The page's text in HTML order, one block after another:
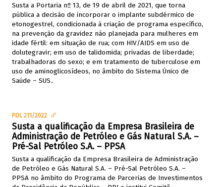
Susta a Portaria nº 13, de 19 de abril de 2021, que torna
pública a decisão de incorporar o implante subdérmico de
etonogestrel, condicionada à criação de programa específico,
na prevenção da gravidez não planejada para mulheres em
idade fértil: em situação de rua; com HIV/AIDS em uso de
dolutegravir; em uso de talidomida; privadas de liberdade;
trabalhadoras do sexo; e em tratamento de tuberculose em
uso de aminoglicosídeos, no âmbito do Sistema Único de
Saúde – SUS..
PDL 211/2022
Susta a qualificação da Empresa Brasileira de
Administração de Petróleo e Gás Natural S.A. –
Pré-Sal Petróleo S.A. – PPSA
Susta a qualificação da Empresa Brasileira de Administração
de Petróleo e Gás Natural S.A. – Pré-Sal Petróleo S.A. –
PPSA no âmbito do Programa de Parcerias de Investimentos